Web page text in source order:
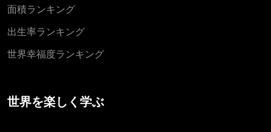
面積ランキング
出生率ランキング
世界幸福度ランキング
世界を楽しく学ぶ